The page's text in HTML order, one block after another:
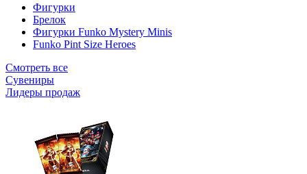
Фигурки
Брелок
Фигурки Funko Mystery Minis
Funko Pint Size Heroes
Смотреть все
Сувениры
Лидеры продаж